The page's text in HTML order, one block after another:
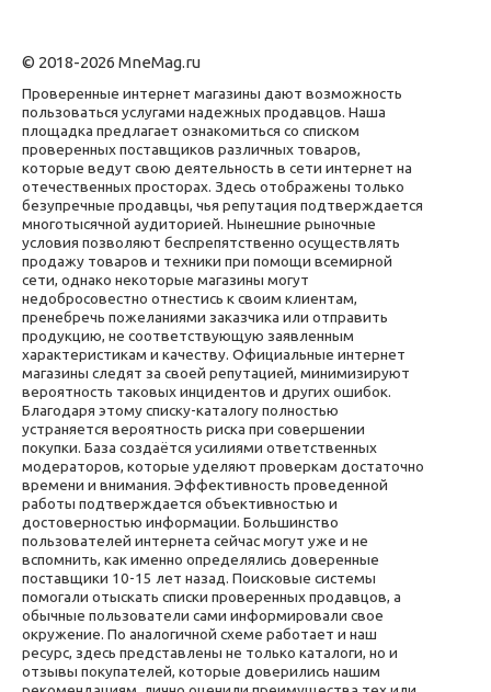
© 2018-2026 MneMag.ru
Проверенные интернет магазины дают возможность
пользоваться услугами надежных продавцов. Наша
площадка предлагает ознакомиться со списком
проверенных поставщиков различных товаров,
которые ведут свою деятельность в сети интернет на
отечественных просторах. Здесь отображены только
безупречные продавцы, чья репутация подтверждается
многотысячной аудиторией. Нынешние рыночные
условия позволяют беспрепятственно осуществлять
продажу товаров и техники при помощи всемирной
сети, однако некоторые магазины могут
недобросовестно отнестись к своим клиентам,
пренебречь пожеланиями заказчика или отправить
продукцию, не соответствующую заявленным
характеристикам и качеству. Официальные интернет
магазины следят за своей репутацией, минимизируют
вероятность таковых инцидентов и других ошибок.
Благодаря этому списку-каталогу полностью
устраняется вероятность риска при совершении
покупки. База создаётся усилиями ответственных
модераторов, которые уделяют проверкам достаточно
времени и внимания. Эффективность проведенной
работы подтверждается объективностью и
достоверностью информации. Большинство
пользователей интернета сейчас могут уже и не
вспомнить, как именно определялись доверенные
поставщики 10-15 лет назад. Поисковые системы
помогали отыскать списки проверенных продавцов, а
обычные пользователи сами информировали свое
окружение. По аналогичной схеме работает и наш
ресурс, здесь представлены не только каталоги, но и
отзывы покупателей, которые доверились нашим